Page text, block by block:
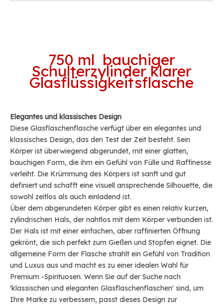
750 ml bauchiger
Schulterzylinder klarer
Glasflüssigkeitsflasche
Elegantes und klassisches Design
Diese Glasflaschenflasche verfügt über ein elegantes und
klassisches Design, das den Test der Zeit besteht. Sein
Körper ist überwiegend abgerundet, mit einer glatten,
bauchigen Form, die ihm ein Gefühl von Fülle und Raffinesse
verleiht. Die Krümmung des Körpers ist sanft und gut
definiert und schafft eine visuell ansprechende Silhouette, die
sowohl zeitlos als auch einladend ist.
Über dem abgerundeten Körper gibt es einen relativ kurzen,
zylindrischen Hals, der nahtlos mit dem Körper verbunden ist.
Der Hals ist mit einer einfachen, aber raffinierten Öffnung
gekrönt, die sich perfekt zum Gießen und Stopfen eignet. Die
allgemeine Form der Flasche strahlt ein Gefühl von Tradition
und Luxus aus und macht es zu einer idealen Wahl für
Premium -Spirituosen. Wenn Sie auf der Suche nach
'klassischen und eleganten Glasflaschenflaschen' sind, um
Ihre Marke zu verbessern, passt dieses Design zur